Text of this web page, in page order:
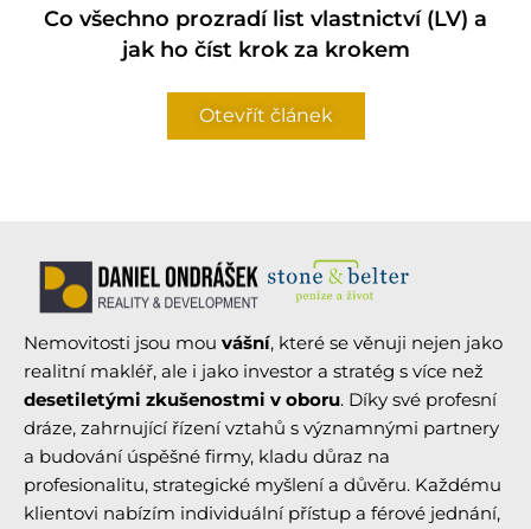
Co všechno prozradí list vlastnictví (LV) a
jak ho číst krok za krokem
Otevřít článek
Nemovitosti jsou mou vášní, které se věnuji nejen jako
realitní makléř, ale i jako investor a stratég s více než
desetiletými zkušenostmi v oboru. Díky své profesní
dráze, zahrnující řízení vztahů s významnými partnery
a budování úspěšné firmy, kladu důraz na
profesionalitu, strategické myšlení a důvěru. Každému
klientovi nabízím individuální přístup a férové jednání,